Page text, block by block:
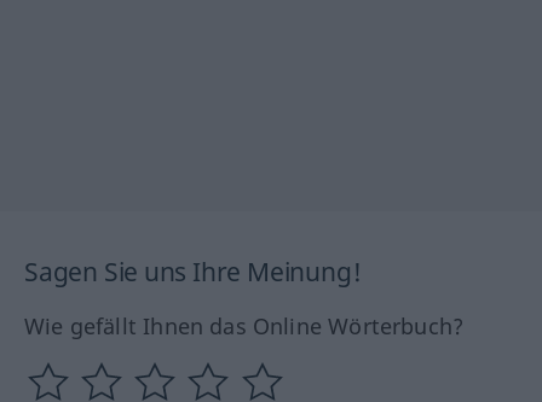
Sagen Sie uns Ihre Meinung!
Wie gefällt Ihnen das Online Wörterbuch?